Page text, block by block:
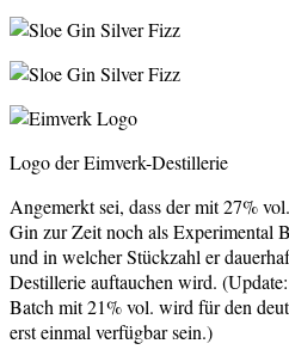
Logo der Eimverk-Destillerie
Angemerkt sei, dass der mit 27%
Gin zur Zeit noch als Experimental
und in welcher Stückzahl er
Destillerie auftauchen wird.
Batch mit 21% vol. wird für den
erst einmal verfügbar sein.)